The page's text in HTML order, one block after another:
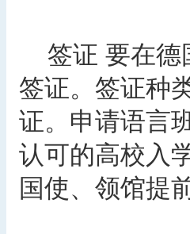
签证 要在德
签证。签证种
证。申请语言
认可的高校入
国使、领馆提